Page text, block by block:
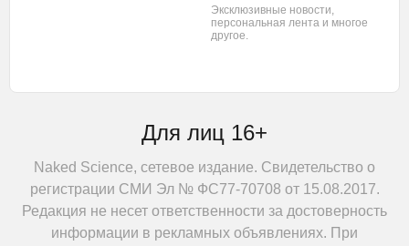
Для лиц 16+
Naked Science, сетевое издание. Свидетельство о
регистрации СМИ Эл № ФС77-70708 от 15.08.2017.
Редакция не несет ответственности за достоверность
информации в рекламных объявлениях. При
Эксклюзивные новости,
персональная лента и многое
другое.